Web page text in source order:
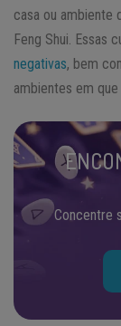
casa ou ambiente
Feng Shui. Essas
negativas, bem
ambientes em que
Concentre